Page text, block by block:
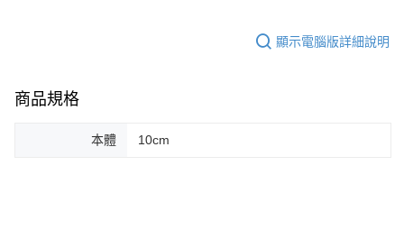
顯示電腦版詳細說明
商品規格
本體 10cm